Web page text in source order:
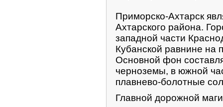
Приморско-Ахтарск
Ахтарского района.
западной части
Кубанской равнине на
Основной фон
черноземы, в южной
плавнево-болотные
Главной дорожной